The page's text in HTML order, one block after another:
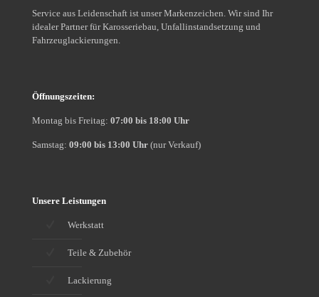
Service aus Leidenschaft ist unser Markenzeichen. Wir sind Ihr
idealer Partner für Karosseriebau, Unfallinstandsetzung und
Fahrzeuglackierungen.
Öffnungszeiten:
Montag bis Freitag: 07:00 bis 18:00 Uhr
Samstag: 09:00 bis 13:00 Uhr (nur Verkauf)
Unsere Leistungen
Werkstatt
Teile & Zubehör
Lackierung